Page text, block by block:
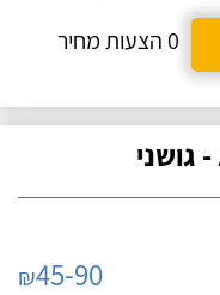
0 הצעות מחיר
₪45-90